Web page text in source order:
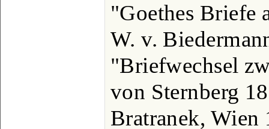
"Goethes Briefe
W. v.
"Briefwechsel
von Sternberg
Bratranek, Wien